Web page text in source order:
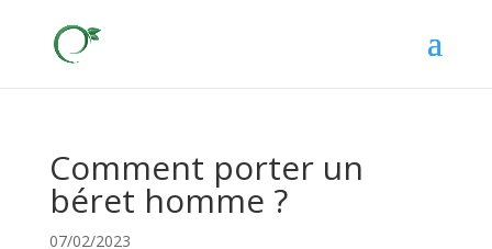
Comment porter un
béret homme ?
07/02/2023